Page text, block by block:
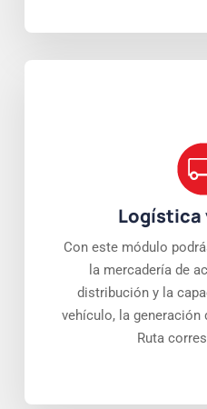
Logística
Con este módulo
la mercadería de
distribución y la
vehículo, la
Ruta